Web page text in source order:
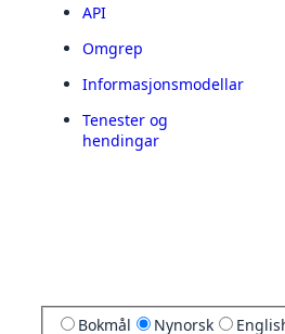
API
Omgrep
Informasjonsmodellar
Tenester og
hendingar
Bokmål Nynorsk